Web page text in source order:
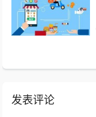
发表评论